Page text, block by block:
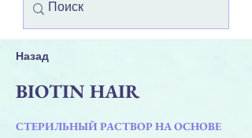
Назад
BIOTIN HAIR
СТЕРИЛЬНЫЙ РАСТВОР НА ОСНОВЕ